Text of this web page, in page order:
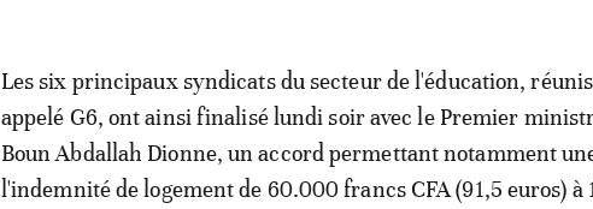
Les six principaux syndicats du secteur de l'éducation,
appelé G6, ont ainsi finalisé lundi soir avec le Premier
Boun Abdallah Dionne, un accord permettant notamment
l'indemnité de logement de 60.000 francs CFA (91,5 euros)